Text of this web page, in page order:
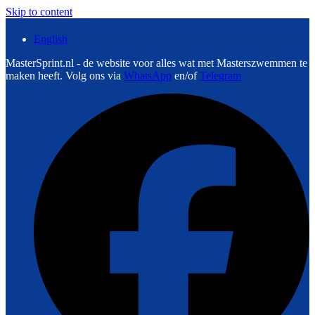
Skip to content
English
MasterSprint.nl - de website voor alles wat met Masterszwemmen te
maken heeft. Volg ons via WhatsApp en/ofTelegram